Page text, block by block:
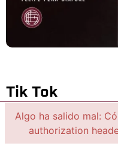
Tik Tok
Algo ha salido mal:
authorization